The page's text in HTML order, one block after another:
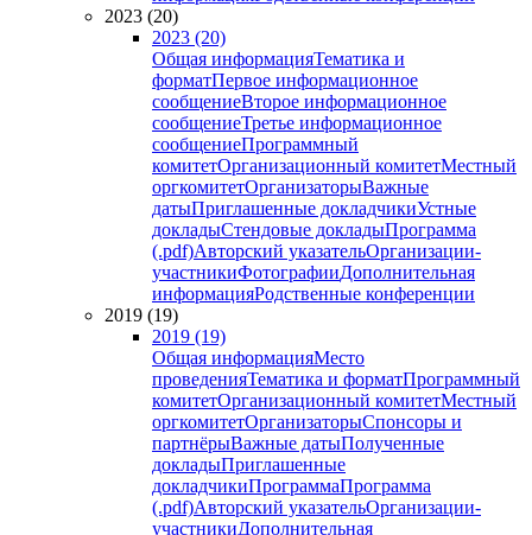
2023 (20)
2023 (20)
Общая информацияТематика и
форматПервое информационное
сообщениеВторое информационное
сообщениеТретье информационное
сообщениеПрограммный
комитетОрганизационный комитетМестный
оргкомитетОрганизаторыВажные
датыПриглашенные докладчикиУстные
докладыСтендовые докладыПрограмма
(.pdf)Авторский указательОрганизации-
участникиФотографииДополнительная
информацияРодственные конференции
2019 (19)
2019 (19)
Общая информацияМесто
проведенияТематика и форматПрограммный
комитетОрганизационный комитетМестный
оргкомитетОрганизаторыСпонсоры и
партнёрыВажные датыПолученные
докладыПриглашенные
докладчикиПрограммаПрограмма
(.pdf)Авторский указательОрганизации-
участникиДополнительная